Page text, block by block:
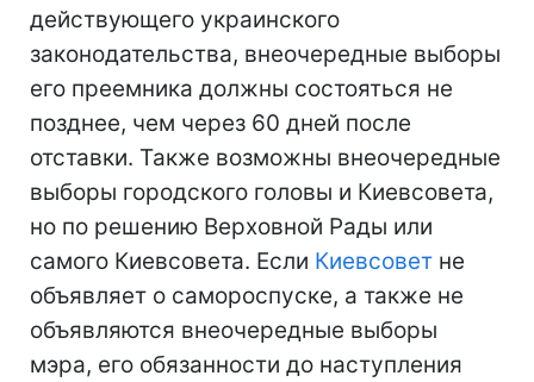
действующего украинского
законодательства, внеочередные выборы
его преемника должны состояться не
позднее, чем через 60 дней после
отставки. Также возможны внеочередные
выборы городского головы и Киевсовета,
но по решению Верховной Рады или
самого Киевсовета. Если Киевсовет не
объявляет о самороспуске, а также не
объявляются внеочередные выборы
мэра, его обязанности до наступления